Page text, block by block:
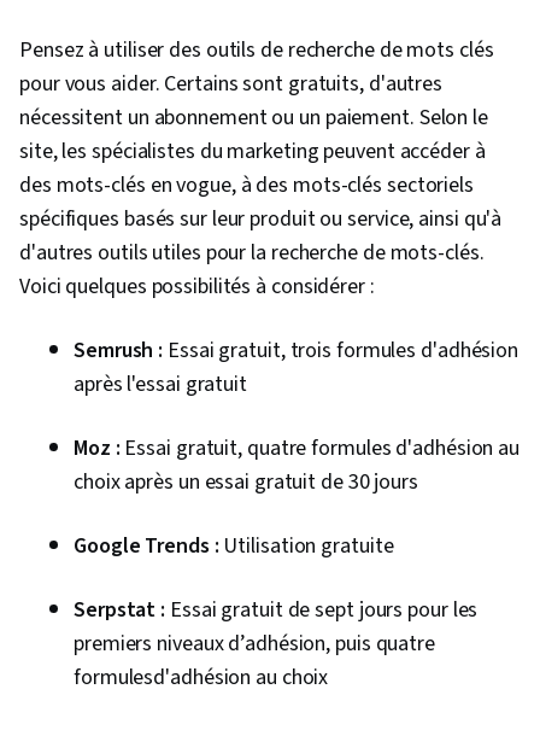
Pensez à utiliser des outils de recherche de mots clés
pour vous aider. Certains sont gratuits, d'autres
nécessitent un abonnement ou un paiement. Selon le
site, les spécialistes du marketing peuvent accéder à
des mots-clés en vogue, à des mots-clés sectoriels
spécifiques basés sur leur produit ou service, ainsi qu'à
d'autres outils utiles pour la recherche de mots-clés.
Voici quelques possibilités à considérer :
Semrush : Essai gratuit, trois formules d'adhésion
après l'essai gratuit
Moz : Essai gratuit, quatre formules d'adhésion au
choix après un essai gratuit de 30 jours
Google Trends : Utilisation gratuite
Serpstat : Essai gratuit de sept jours pour les
premiers niveaux d’adhésion, puis quatre
formulesd'adhésion au choix